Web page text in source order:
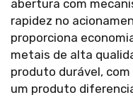
abertura com
rapidez no
proporciona
metais de alta
produto durável,
um produto